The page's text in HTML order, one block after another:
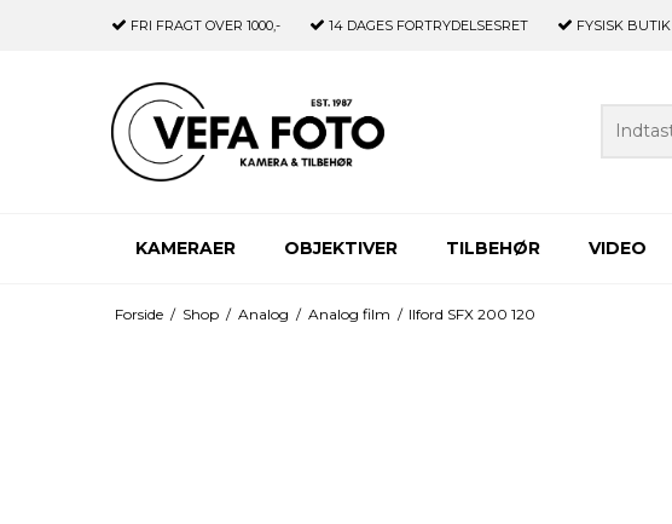
FRI FRAGT OVER 1000,- 14 DAGES FORTRYDELSESRET FYSISK BUTIK
KAMERAER OBJEKTIVER TILBEHØR VIDEO
Forside / Shop / Analog / Analog film / Ilford SFX 200 120